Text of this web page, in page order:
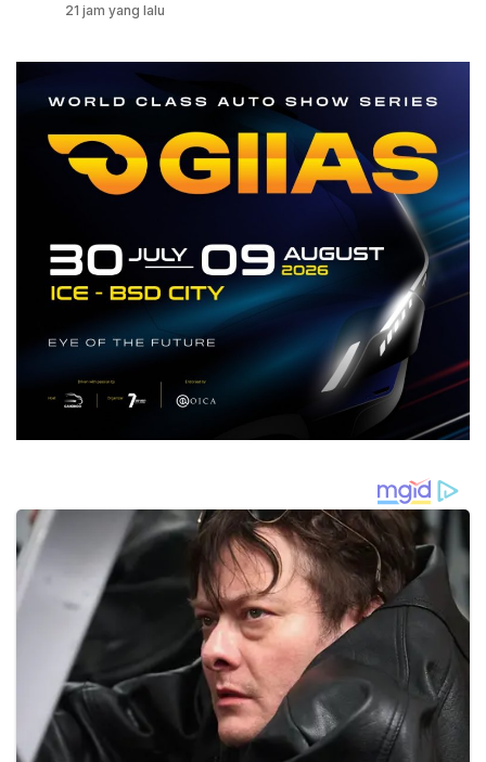
21 jam yang lalu